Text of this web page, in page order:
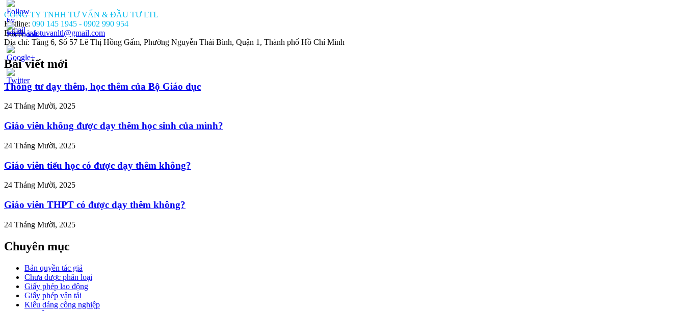
thu-
CÔNG TY TNHH TƯ VẤN & ĐẦU TƯ LTL
Hotline: 090 145 1945 - 0902 990 954
Email:infotuvanltl@gmail.com
Địa chỉ: Tầng 6, Số 57 Lê Thị Hồng Gấm, Phường Nguyễn Thái Bình, Quận 1, Thành phố Hồ Chí Minh
Bài viết mới
Thông tư dạy thêm, học thêm của Bộ Giáo dục
24 Tháng Mười, 2025
Giáo viên không được dạy thêm học sinh của mình?
24 Tháng Mười, 2025
Giáo viên tiểu học có được dạy thêm không?
24 Tháng Mười, 2025
Giáo viên THPT có được dạy thêm không?
24 Tháng Mười, 2025
Chuyên mục
Bản quyền tác giả
Chưa được phân loại
Giấy phép lao động
Giấy phép vận tải
Kiểu dáng công nghiệp